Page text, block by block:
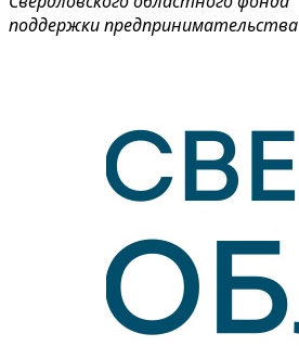
поддержки предпринимательства